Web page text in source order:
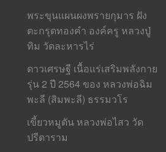
พระขุนแผนผงพรายกุมาร ฝัง
ตะกรุดทองคำ องค์ครู หลวงปู่
ทิม วัดละหารไร่
ดาวเศรษฐี เนื้อแร่เสริมพลังกาย
รุ่น 2 ปี 2564 ของ หลวงพ่อฉิม
พะลี (สิมพะลี) ธรรมวโร
เขี้ยวหมูตัน หลวงพ่อไสว วัด
ปรีดาราม